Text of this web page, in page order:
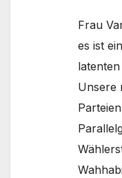
Frau
es ist
Unsere